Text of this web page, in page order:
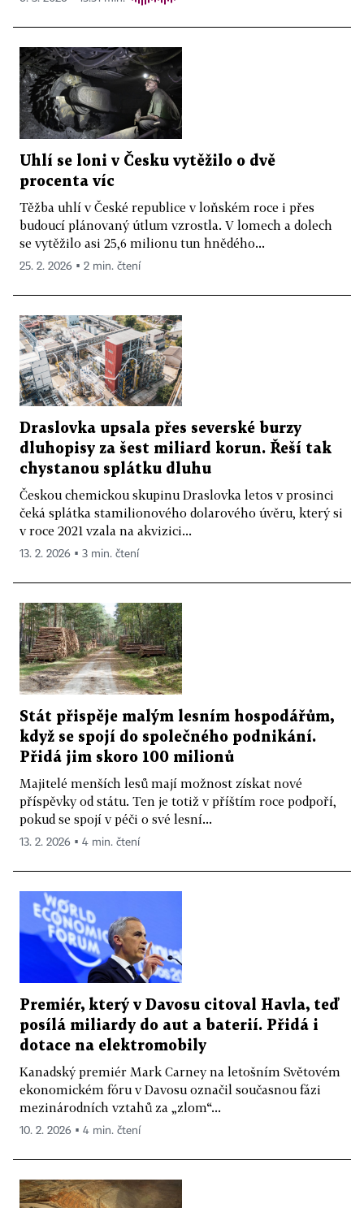
Uhlí se loni v Česku vytěžilo o dvě
procenta víc
Těžba uhlí v České republice v loňském roce i přes
budoucí plánovaný útlum vzrostla. V lomech a dolech
se vytěžilo asi 25,6 milionu tun hnědého...
25. 2. 2026 ▪ 2 min. čtení
Draslovka upsala přes severské burzy
dluhopisy za šest miliard korun. Řeší tak
chystanou splátku dluhu
Českou chemickou skupinu Draslovka letos v prosinci
čeká splátka stamilionového dolarového úvěru, který si
v roce 2021 vzala na akvizici...
13. 2. 2026 ▪ 3 min. čtení
Stát přispěje malým lesním hospodářům,
když se spojí do společného podnikání.
Přidá jim skoro 100 milionů
Majitelé menších lesů mají možnost získat nové
příspěvky od státu. Ten je totiž v příštím roce podpoří,
pokud se spojí v péči o své lesní...
13. 2. 2026 ▪ 4 min. čtení
Premiér, který v Davosu citoval Havla, teď
posílá miliardy do aut a baterií. Přidá i
dotace na elektromobily
Kanadský premiér Mark Carney na letošním Světovém
ekonomickém fóru v Davosu označil současnou fázi
mezinárodních vztahů za „zlom“...
10. 2. 2026 ▪ 4 min. čtení